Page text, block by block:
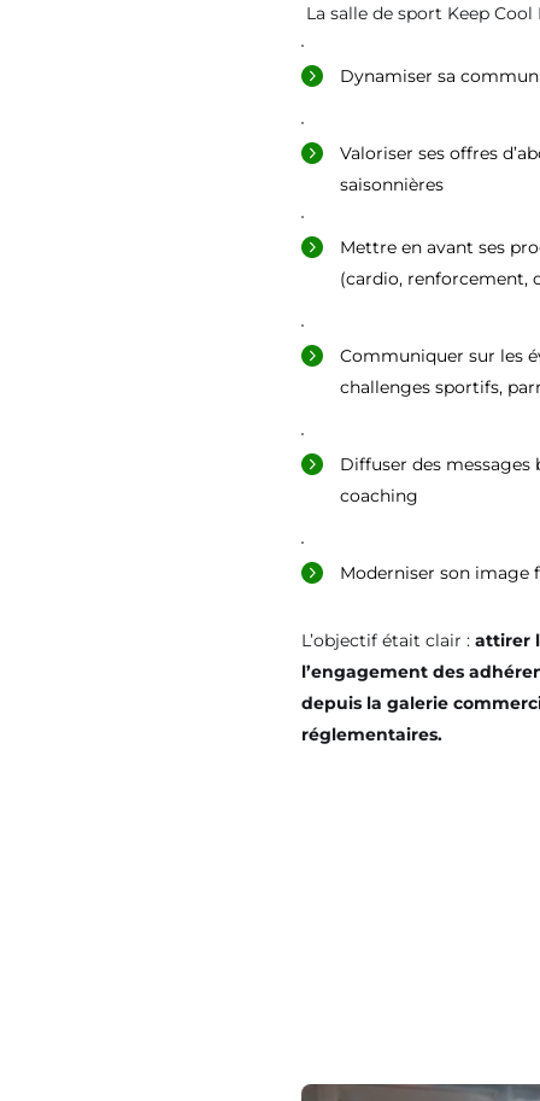
La salle de sport Keep
Dynamiser sa
Valoriser ses offres
saisonnières
Mettre en avant ses
(cardio, renforcement,
Communiquer sur les
challenges sportifs,
Diffuser des
coaching
Moderniser son image
L’objectif était clair : attirer
l’engagement des
depuis la galerie
réglementaires.